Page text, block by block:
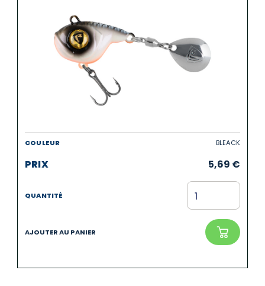
BLEACK
5,69 €